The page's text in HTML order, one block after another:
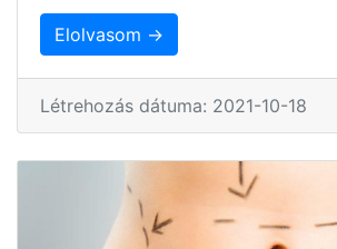
Elolvasom →
Létrehozás dátuma: 2021-10-18